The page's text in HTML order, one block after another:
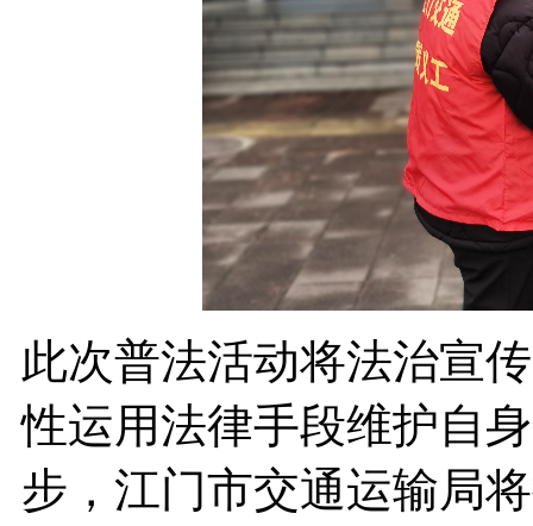
此次普法活动将法治宣
性运用法律手段维护自
步，江门市交通运输局